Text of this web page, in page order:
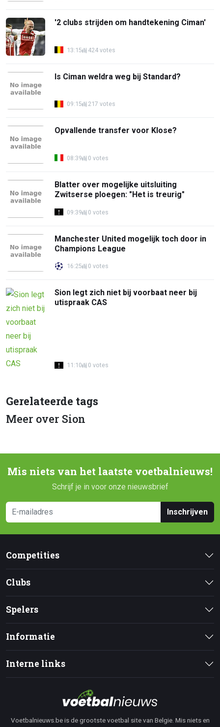
'2 clubs strijden om handtekening Ciman'
13:15 424 votes
Is Ciman weldra weg bij Standard?
09:15 217 votes
Opvallende transfer voor Klose?
08:39 0 votes
Blatter over mogelijke uitsluiting
Zwitserse ploegen: "Het is treurig"
09:39 0 votes
Manchester United mogelijk toch door in
Champions League
16:25 0 votes
Sion legt zich niet bij voorbaat neer bij
utispraak CAS
11:10 0 votes
Gerelateerde tags
Meer over Sion
Mis niets van het laatste voetbalnieuws!
Schrijf je in voor onze nieuwsbrief
Inschrijven
Competities
Clubs
Spelers
Informatie
Interne links
Voetbalnieuws.be is de grootste voetbal site van Belgie. Mis niets en